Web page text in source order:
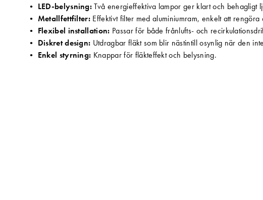
• LED-belysning:Två energieffektiva lampor ger klart och behagligt
• Metallfettfilter: Effektivt filter med aluminiumram, enkelt att rengöra
• Flexibel installation: Passar för både frånlufts- och
• Diskret design: Utdragbar fläkt som blir nästintill osynlig när den
• Enkel styrning: Knappar för fläkteffekt och belysning.